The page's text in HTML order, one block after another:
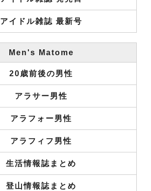
アイドル雑誌 最新号
Men's Matome
20歳前後の男性
アラサー男性
アラフォー男性
アラフィフ男性
生活情報誌まとめ
登山情報誌まとめ